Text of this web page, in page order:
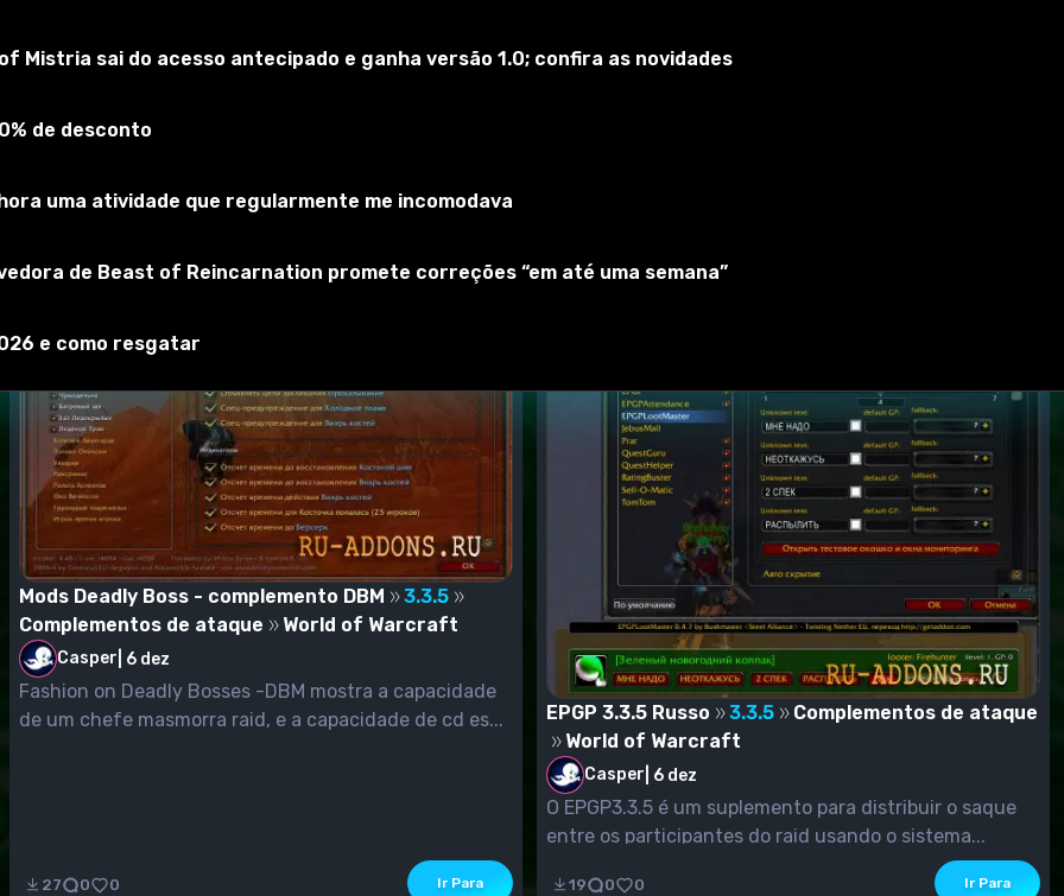
os participantes de raid com um clique do mouse.
em marcação de tanque ou tratamento). Você pode definir qualquer botão para exibir a janela.
Mods Deadly Boss - complemento DBM
3.3.5
Complementos de ataque
World of Warcraft
Casper 6 dez
Fashion on Deadly Bosses -DBM mostra a capacidade
de um chefe masmorra raid, e a capacidade de cd es...
27 0 0 Ir Para
EPGP 3.3.5 Russo 3.3.5
Complementos de ataque
World of Warcraft
Casper 6 dez
O EPGP3.3.5 é um suplemento para distribuir o saque
entre os participantes do raid usando o sistema...
19 0 0 Ir Para
Mistria sai do acesso antecipado e ganha versão 1.0; confira as novidades
de desconto
uma atividade que regularmente me incomodava
de Beast of Reincarnation promete correções “em até uma semana”
e como resgatar